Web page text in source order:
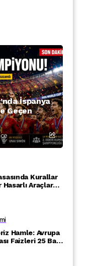
İspanya
Geçen
Kurallar
Hasarlı Araçlara
Hamle: Avrupa
Faizleri 25 Baz